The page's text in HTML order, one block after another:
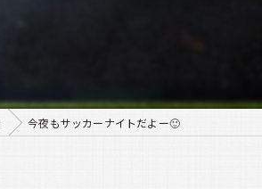
今夜もサッカーナイトだよー🙂